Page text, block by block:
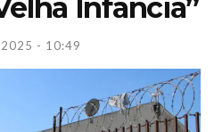
Infância”
- 10:49